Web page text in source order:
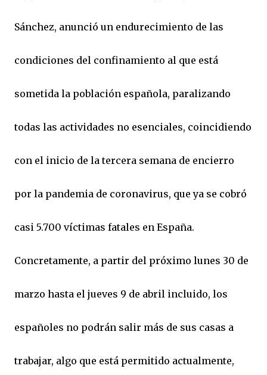
Sánchez, anunció un endurecimiento de las
condiciones del confinamiento al que está
sometida la población española, paralizando
todas las actividades no esenciales, coincidiendo
con el inicio de la tercera semana de encierro
por la pandemia de coronavirus, que ya se cobró
casi 5.700 víctimas fatales en España.
Concretamente, a partir del próximo lunes 30 de
marzo hasta el jueves 9 de abril incluido, los
españoles no podrán salir más de sus casas a
trabajar, algo que está permitido actualmente,